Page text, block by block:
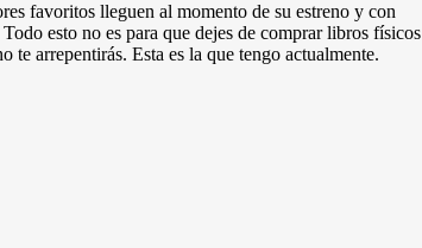
favoritos lleguen al momento de su estreno y con
esto no es para que dejes de comprar libros físicos
te arrepentirás. Esta es la que tengo actualmente.